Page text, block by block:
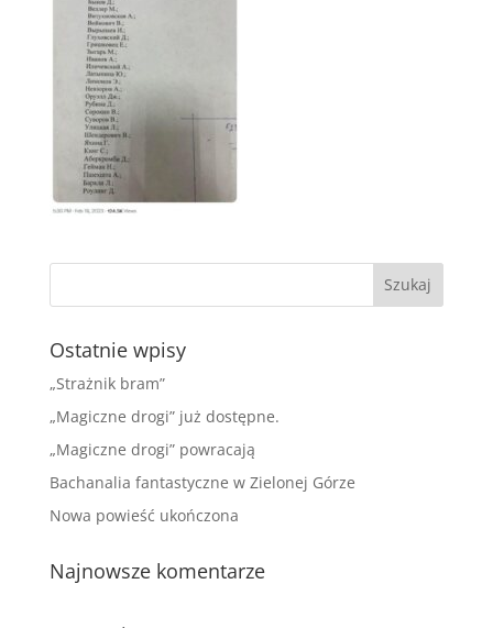
Ostatnie wpisy
„Strażnik bram”
„Magiczne drogi” już dostępne.
„Magiczne drogi” powracają
Bachanalia fantastyczne w Zielonej Górze
Nowa powieść ukończona
Najnowsze komentarze